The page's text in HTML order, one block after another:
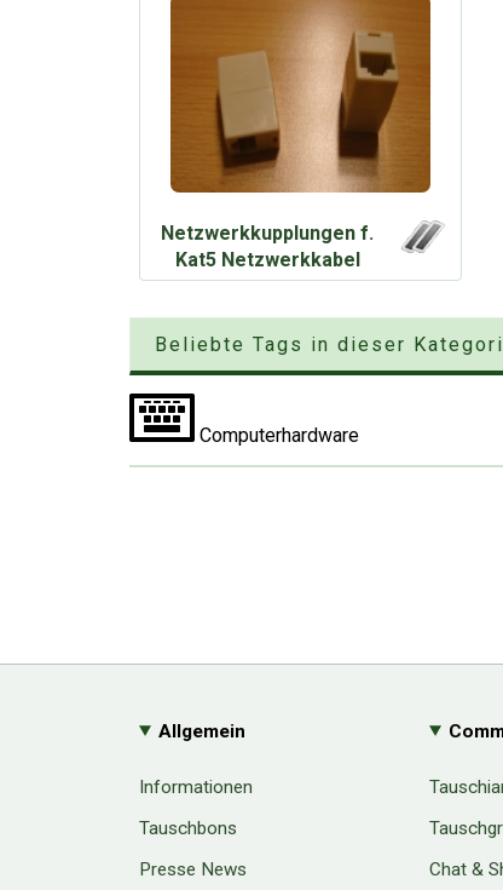
Netzwerkkupplungen f.
Kat5 Netzwerkkabel
Beliebte Tags in dieser
Computerhardware
Allgemein
Informationen
Tauschbons
Presse News
Chat &